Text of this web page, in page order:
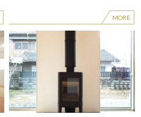
MORE